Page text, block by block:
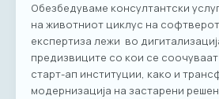
Oбезбедуваме консултантски
на животниот циклус на
експертиза лежи во
предизвиците со кои се
старт-ап институции, како и
модернизација на застарени